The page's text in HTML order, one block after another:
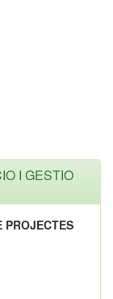
I GESTIO
PROJECTES